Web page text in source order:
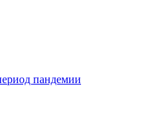
пандемии